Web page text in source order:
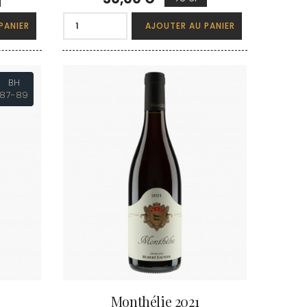
MARC
TUPINIER-BAUTISTA
VAN CANNEYT CHARLES
VAN-CANNEYT CHARLES
VIGNES DU MAYNES
VIOLOT-GUILLEMARD JOANNES
VITTEAUT-ALBERTI
VOCORET ELENI & EDOUARD
VOILLOT JOSEPH
VOUGERAIE
AJOUTER AU PANIER
BH
87-89
Monthélie 2021